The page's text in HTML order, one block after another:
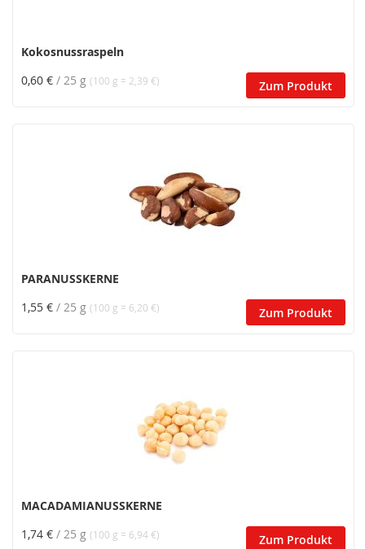
Kokosnussraspeln
0,60 € / 25 g (100 g = 2,39 €) Zum Produkt
PARANUSSKERNE
1,55 € / 25 g (100 g = 6,20 €) Zum Produkt
MACADAMIANUSSKERNE
1,74 € / 25 g (100 g = 6,94 €) Zum Produkt